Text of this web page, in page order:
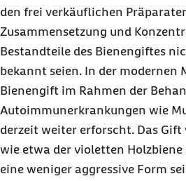
den frei verkäuflichen
Zusammensetzung und
Bestandteile des Bienengiftes
bekannt seien. In der modernen
Bienengift im Rahmen der
Autoimmunerkrankungen wie
derzeit weiter erforscht. Das Gift
wie etwa der violetten
eine weniger aggressive Form